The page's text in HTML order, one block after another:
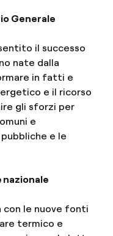
Generale
il successo
nate dalla
in fatti e
e il ricorso
gli sforzi per
e
e le
nazionale
con le nuove fonti
termico e